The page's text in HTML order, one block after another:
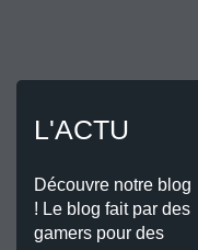
L'ACTU
Découvre notre blog
! Le blog fait par des
gamers pour des